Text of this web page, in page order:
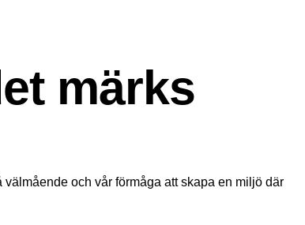
märks
och vår förmåga att skapa en miljö där